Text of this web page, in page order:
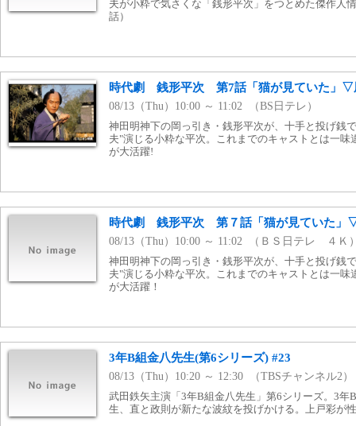
夫が小粋で気さくな「銭形平次」をつとめた傑作人
話）
時代劇 銭形平次 第7話「猫が見ていた」▽
08/13（Thu）10:00 ～ 11:02 （BS日テレ）
神田明神下の岡っ引き・銭形平次が、十手と投げ銭
夫"演じる小粋な平次。これまでのキャストとは一味
が大活躍!
時代劇 銭形平次 第７話「猫が見ていた」
08/13（Thu）10:00 ～ 11:02 （ＢＳ日テレ ４Ｋ
神田明神下の岡っ引き・銭形平次が、十手と投げ銭
夫"演じる小粋な平次。これまでのキャストとは一味
が大活躍！
3年B組金八先生(第6シリーズ) #23
08/13（Thu）10:20 ～ 12:30 （TBSチャンネル2）
武田鉄矢主演「3年B組金八先生」第6シリーズ。3年
生、直と政則が新たな波紋を投げかける。上戸彩が